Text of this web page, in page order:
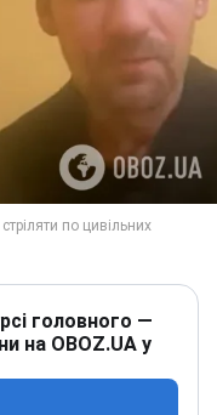
головного —
на OBOZ.UA у